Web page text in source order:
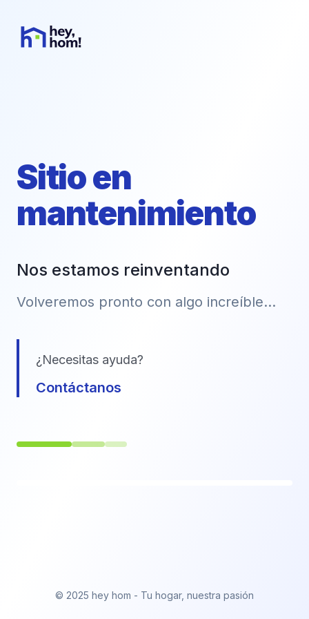
Sitio en
mantenimiento
Nos estamos reinventando
Volveremos pronto con algo increíble...
¿Necesitas ayuda?
Contáctanos
© 2025 hey hom - Tu hogar, nuestra pasión